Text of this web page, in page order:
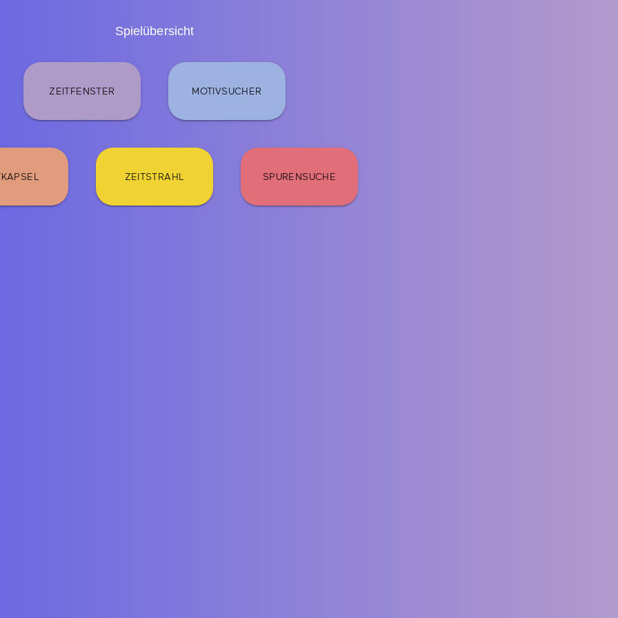
Spielübersicht
ZEITFENSTER MOTIVSUCHER
ZEITSTRAHL SPURENSUCHE